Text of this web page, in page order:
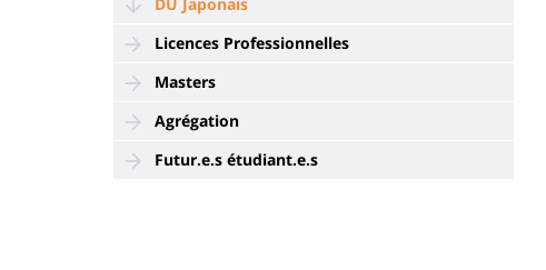
Licences Professionnelles
Masters
Agrégation
Futur.e.s étudiant.e.s